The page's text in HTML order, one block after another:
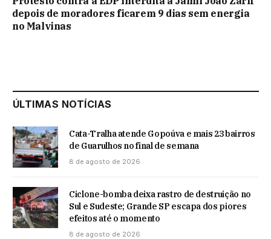
depois de moradores ficarem 9 dias sem energia
no Malvinas
ÚLTIMAS NOTÍCIAS
Cata-Tralha atende Gopoúva e mais 23 bairros
de Guarulhos no final de semana
8 de agosto de 2026
Ciclone-bomba deixa rastro de destruição no
Sul e Sudeste; Grande SP escapa dos piores
efeitos até o momento
8 de agosto de 2026